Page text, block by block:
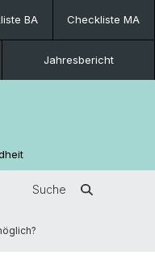
BA Checkliste MA
Jahresbericht
Suche